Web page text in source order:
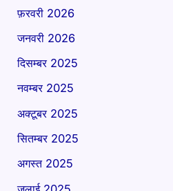
फ़रवरी 2026
जनवरी 2026
दिसम्बर 2025
नवम्बर 2025
अक्टूबर 2025
सितम्बर 2025
अगस्त 2025